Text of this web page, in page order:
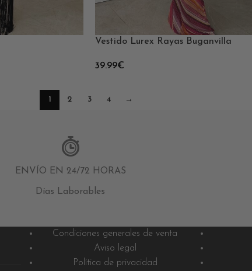
Vestido Lurex Rayas Buganvilla
39.99€
1 2 3 4 →
ENVÍO EN 24/72 HORAS
Días Laborables
Condiciones generales de venta
Aviso legal
Política de privacidad